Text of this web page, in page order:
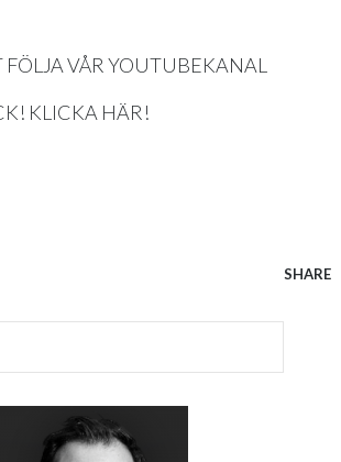
VÅR YOUTUBEKANAL
KLICKA HÄR!
SHARE